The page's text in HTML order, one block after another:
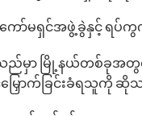
ော်မရှင်အဖွဲ့ခွဲနှင့် ရပ်
မှာ မြို့နယ်တစ်ခုအတွင်း‌
မြှောက်ခြင်းခံရသူကို ဆို